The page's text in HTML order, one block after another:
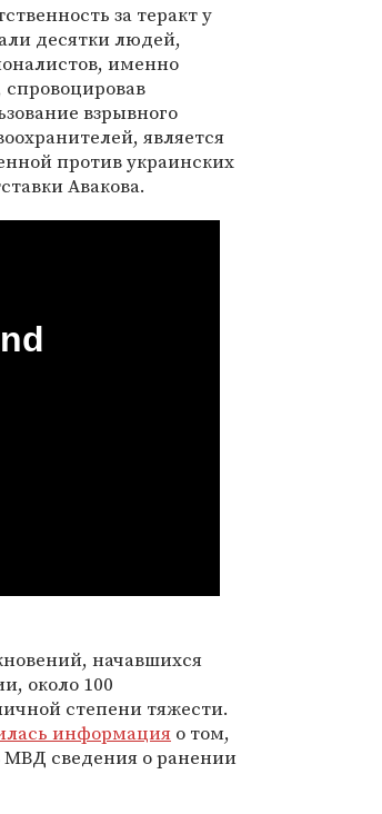
за теракт у
десятки людей,
именно
взрывного
является
против украинских
Авакова.
начавшихся
около 100
степени тяжести.
информация о том,
сведения о ранении